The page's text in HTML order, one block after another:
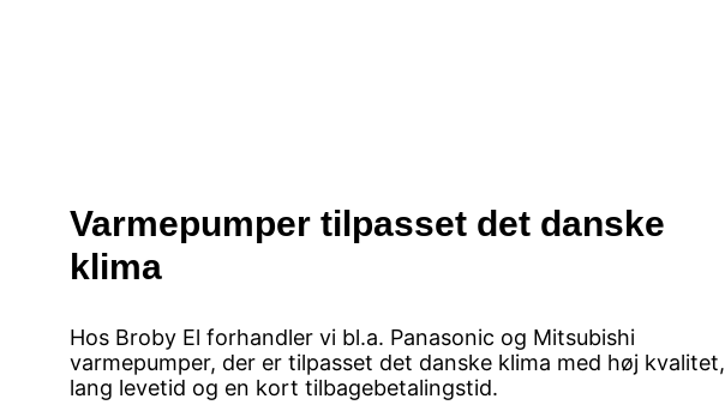
Varmepumper tilpasset det danske
klima
Hos Broby El forhandler vi bl.a. Panasonic og Mitsubishi
varmepumper, der er tilpasset det danske klima med høj kvalitet,
lang levetid og en kort tilbagebetalingstid.